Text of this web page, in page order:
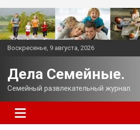
Перейти
к
содержимому
Воскресенье, 9 августа, 2026
Дела Семейные.
Семейный развлекательный журнал.